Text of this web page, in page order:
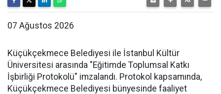
07 Ağustos 2026
Küçükçekmece Belediyesi ile İstanbul Kültür
Üniversitesi arasında "Eğitimde Toplumsal Katkı
İşbirliği Protokolü" imzalandı. Protokol kapsamında,
Küçükçekmece Belediyesi bünyesinde faaliyet